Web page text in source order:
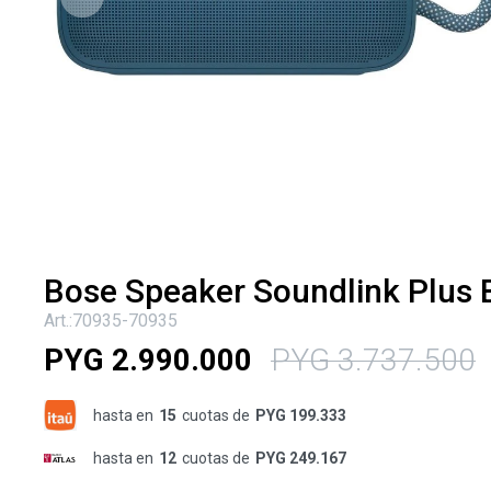
Bose Speaker Soundlink Plus
70935-70935
PYG 2.990.000 PYG 3.737.500
hasta en 15 cuotas de PYG 199.333
hasta en 12 cuotas de PYG 249.167